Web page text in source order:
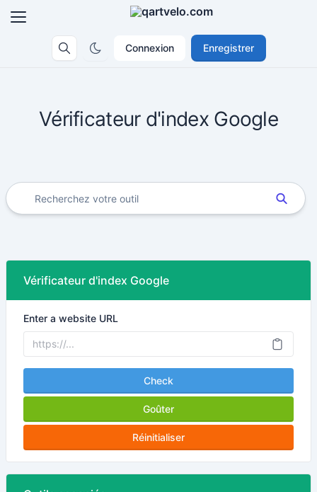
Connexion Enregistrer
Vérificateur d'index Google
Vérificateur d'index Google
Enter a website URL
Check
Goûter
Réinitialiser